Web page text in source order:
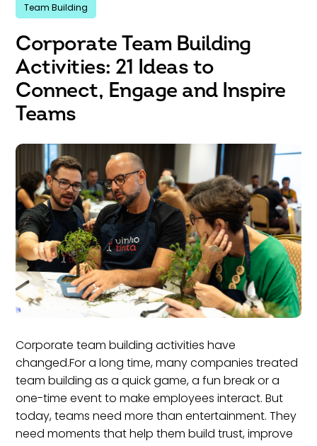
Team Building
Corporate Team Building
Activities: 21 Ideas to
Connect, Engage and Inspire
Teams
Corporate team building activities have
changed.For a long time, many companies treated
team building as a quick game, a fun break or a
one-time event to make employees interact. But
today, teams need more than entertainment. They
need moments that help them build trust, improve